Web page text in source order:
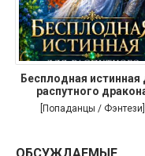
Бесплодная истинная
распутного
[Попаданцы / Фэнтези]
ОБСУЖДАЕМЫЕ